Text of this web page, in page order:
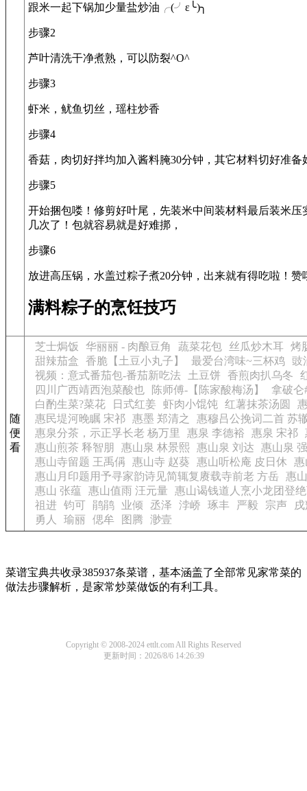
跟米一起下锅加少量盐炒油╭(╯ε╰)╮
步骤2
芦叶清洗干净煮熟，可以防裂^O^
步骤3
虾米，鱿鱼切丝，瑶柱炒香
步骤4
香菇，肉切好拌均加入酱料腌30分钟，其它材料切好准备
步骤5
开始捆包喽！修剪好叶尾，先装米中间装材料最后装米
几次了！包就容易就是好难挷，
步骤6
放进高压锅，水盖过粽子煮20分钟，出来就有得吃啦！赞
满料粽子的烹饪技巧
随
便
看
芝士焗饭 华丽丽 - 肉酿豆角 蔬菜花包 丝瓜炒木耳
烤
甜辣茄盒
香脆【土豆小丸子】 最爱台湾味~三杯鸡 豉
视频：意式番茄包-番茄新吃法
土豆饼 香煎肉扒乌冬
四川广西靖西泡菜酸也
陈师傅-【陈家酸梅汤】
拿破
白酌生菜?菜花
日式红姜 虾肉小馄饨 红薯抹茶汤圆
惠民堤河晚瞩 宋祁 惠墨 郑清之
惠穆吕公挽词二首 苏
惠泉分茶，示正孚长老 杨万里
惠泉 李德裕 惠泉 宋祁
惠山煎茶 释智朋
惠山泉 林景熙 惠山泉 刘达
惠山泉
惠山寺留题 王禹偁 惠山寺 赵葵 惠山听松庵 皮日休
惠
惠山月印题用予寻家韵诗见简辄复赓载寺前老 方岳
惠
惠山 张蕴
惠山值雨 汪元量
惠山谒钱道人烹小龙团登
祖进
钧可 鹃鹃 业倾 丞泽 浡峤 琢丰 严毅 宗声
勇人
瑜丽 偲牟 图腾 渺壹
菜谱宝典共收录385937条菜谱，基本涵盖了全部常见家常菜的
做法步骤解析，是家常炒菜做饭的有利工具。
Copyright © 2008-2024 ettlt.com All Rights Reserved
更新时间：2026/8/6 14:26:39